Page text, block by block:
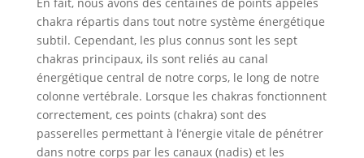
En fait, nous avons des centaines de points appelés
chakra répartis dans tout notre système énergétique
subtil. Cependant, les plus connus sont les sept
chakras principaux, ils sont reliés au canal
énergétique central de notre corps, le long de notre
colonne vertébrale. Lorsque les chakras fonctionnent
correctement, ces points (chakra) sont des
passerelles permettant à l’énergie vitale de pénétrer
dans notre corps par les canaux (nadis) et les